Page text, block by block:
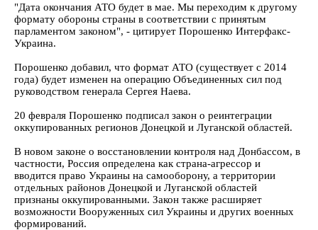
"Дата окончания АТО будет в мае. Мы переходим к другому
формату обороны страны в соответствии с принятым
парламентом законом", - цитирует Порошенко Интерфакс-
Украина.
Порошенко добавил, что формат АТО (существует с 2014
года) будет изменен на операцию Объединенных сил под
руководством генерала Сергея Наева.
20 февраля Порошенко подписал закон о реинтеграции
оккупированных регионов Донецкой и Луганской областей.
В новом законе о восстановлении контроля над Донбассом, в
частности, Россия определена как страна-агрессор и
вводится право Украины на самооборону, а территории
отдельных районов Донецкой и Луганской областей
признаны оккупированными. Закон также расширяет
возможности Вооруженных сил Украины и других военных
формирований.